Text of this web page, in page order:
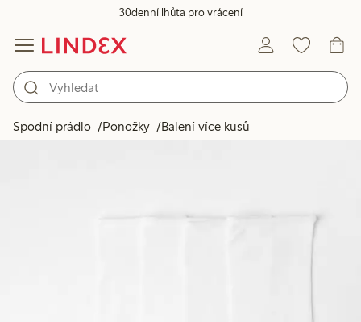
30denní lhůta pro vrácení
Spodní prádlo Ponožky Balení více kusů